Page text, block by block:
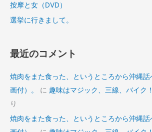
按摩と女（DVD）
選挙に行きまして。
最近のコメント
焼肉をまた食った、というところから沖縄
画付）。
に 趣味はマジック、三線、バイク
り
焼肉をまた食った、というところから沖縄